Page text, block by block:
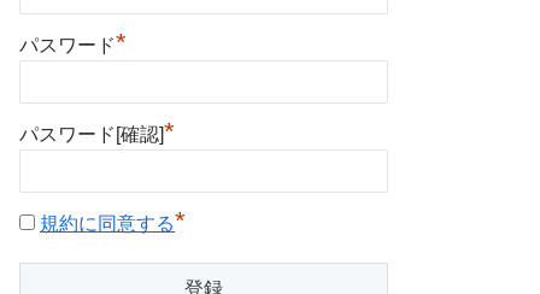
パスワード*
パスワード[確認]*
規約に同意する*